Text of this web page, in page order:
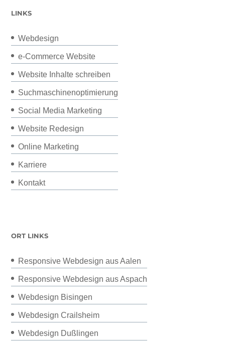
LINKS
Webdesign
e-Commerce Website
Website Inhalte schreiben
Suchmaschinenoptimierung
Social Media Marketing
Website Redesign
Online Marketing
Karriere
Kontakt
ORT LINKS
Responsive Webdesign aus Aalen
Responsive Webdesign aus Aspach
Webdesign Bisingen
Webdesign Crailsheim
Webdesign Dußlingen